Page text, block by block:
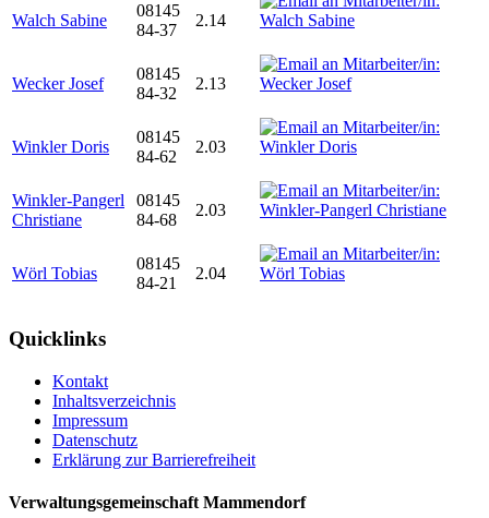
Walch Sabine
08145
84-37
2.14
Wecker Josef
08145
84-32
2.13
Winkler Doris
08145
84-62
2.03
Winkler-Pangerl
Christiane
08145
84-68
2.03
Wörl Tobias
08145
84-21
2.04
Quicklinks
Kontakt
Inhaltsverzeichnis
Impressum
Datenschutz
Erklärung zur Barrierefreiheit
Verwaltungsgemeinschaft Mammendorf